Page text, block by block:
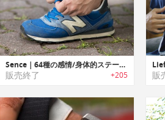
Sence｜64種の感情/身体的ステータスをトラッキング可能なヘルス/感情トラッカー「センス」
販売終了 +205 販